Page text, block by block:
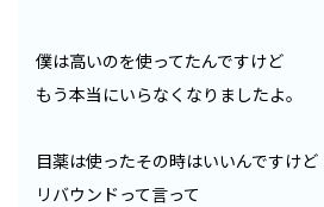
僕は高いのを使ってたんですけど
もう本当にいらなくなりましたよ。
目薬は使ったその時はいいんですけど
リバウンドって言って